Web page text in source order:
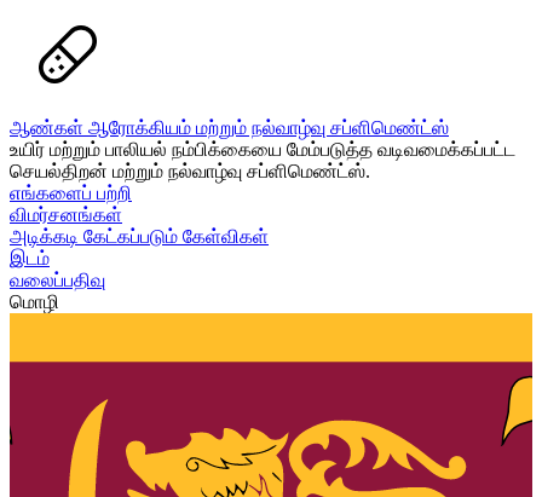
ஆண்கள் ஆரோக்கியம் மற்றும் நல்வாழ்வு சப்ளிமெண்ட்ஸ்
உயிர் மற்றும் பாலியல் நம்பிக்கையை மேம்படுத்த வடிவமைக்கப்பட்ட
செயல்திறன் மற்றும் நல்வாழ்வு சப்ளிமெண்ட்ஸ்.
எங்களைப் பற்றி
விமர்சனங்கள்
அடிக்கடி கேட்கப்படும் கேள்விகள்
இடம்
வலைப்பதிவு
மொழி